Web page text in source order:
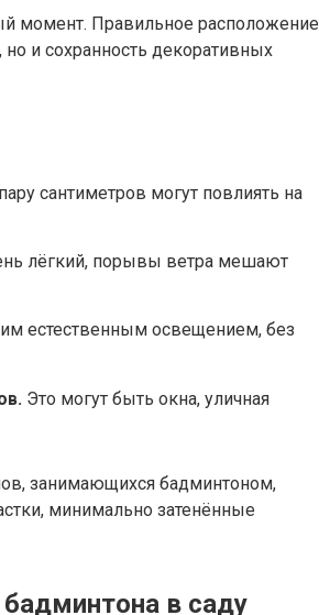
момент. Правильное расположение
и сохранность декоративных
сантиметров могут повлиять на
лёгкий, порывы ветра мешают
естественным освещением, без
Это могут быть окна, уличная
занимающихся бадминтоном,
минимально затенённые
в саду